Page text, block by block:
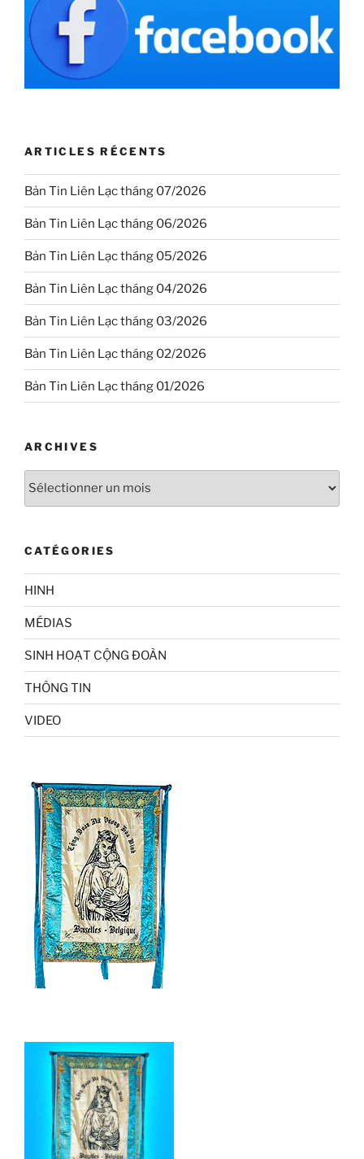
ARTICLES RÉCENTS
Bản Tin Liên Lạc tháng 07/2026
Bản Tin Liên Lạc tháng 06/2026
Bản Tin Liên Lạc tháng 05/2026
Bản Tin Liên Lạc tháng 04/2026
Bản Tin Liên Lạc tháng 03/2026
Bản Tin Liên Lạc tháng 02/2026
Bản Tin Liên Lạc tháng 01/2026
ARCHIVES
CATÉGORIES
HINH
MÉDIAS
SINH HOẠT CỘNG ĐOÀN
THÔNG TIN
VIDEO